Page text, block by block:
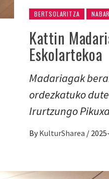
BERTSOLARITZA
Kattin
Eskolartekoa
Madariagak
ordezkatuko
Irurtzungo
By KulturSharea /